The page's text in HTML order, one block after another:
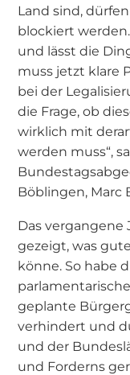
Land sind,
blockiert
und lässt die
muss jetzt klare
bei der
die Frage, ob
wirklich mit
werden muss“,
Böblingen, Marc
Das vergangene
gezeigt, was
könne. So habe
geplante
verhindert und
und der
und Forderns